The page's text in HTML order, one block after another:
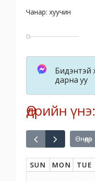
Чанар: хуучин
Бидэнтэй
дарна уу
Өдрийн
Өнөөдөр
SUN MON TUE